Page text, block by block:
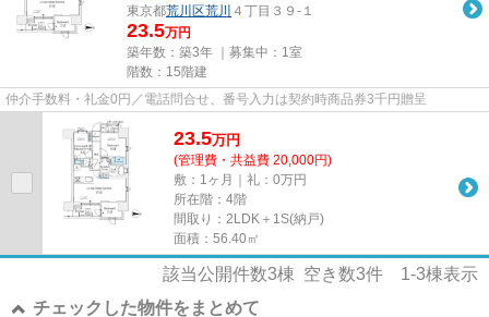
東京都荒川区荒川 ４丁目３９-１
23.5万円
築年数：築3年 ｜募集中： 1室
階数：15階建
仲介手数料・礼金0円／電話問合せ、番号入力は契約時商品券3千円贈呈
23.5万円
(管理費・共益費 20,000円)
敷：1ヶ月｜礼：0万円
所在階：4階
間取り：2LDK＋1S(納戸)
面積：56.40㎡
該当公開件数3棟 空き数3件 1-3棟表示
チェックした物件をまとめて